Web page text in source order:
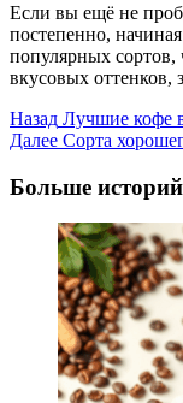
Если вы ещё не
постепенно,
популярных сортов,
вкусовых
Post
Navigation
Назад Лучшие кофе
Далее Сорта
Больше историй